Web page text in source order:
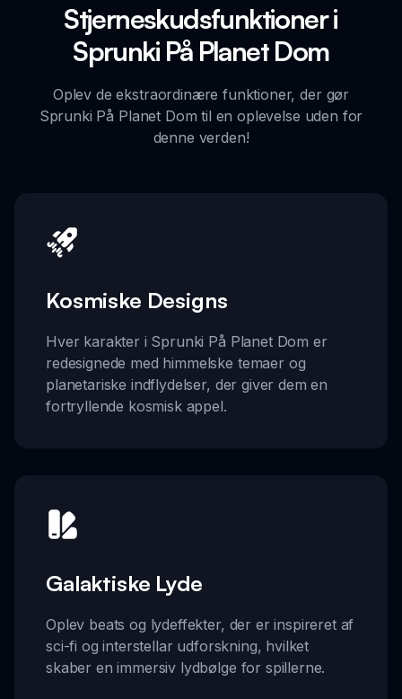
Stjerneskudsfunktioner i
Sprunki På Planet Dom
Oplev de ekstraordinære funktioner, der gør
Sprunki På Planet Dom til en oplevelse uden for
denne verden!
Kosmiske Designs
Hver karakter i Sprunki På Planet Dom er
redesignede med himmelske temaer og
planetariske indflydelser, der giver dem en
fortryllende kosmisk appel.
Galaktiske Lyde
Oplev beats og lydeffekter, der er inspireret af
sci-fi og interstellar udforskning, hvilket
skaber en immersiv lydbølge for spillerne.